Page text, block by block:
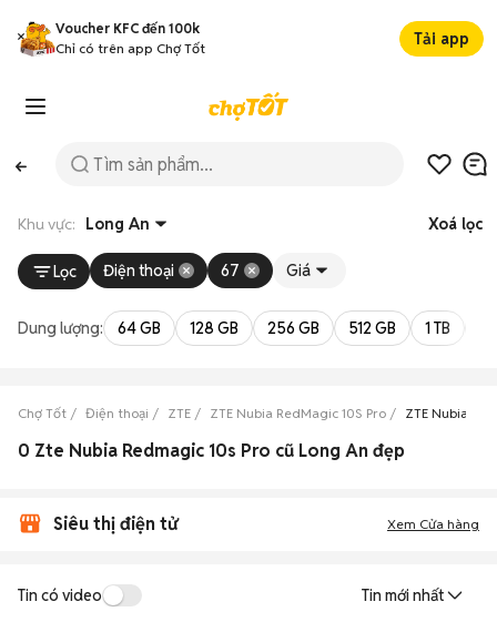
Voucher KFC đến 100k
Chỉ có trên app Chợ Tốt
Tải app
Khu vực: Long An Xoá lọc
Lọc Điện thoại 67 Giá
Dung lượng: 64 GB 128 GB 256 GB 512 GB 1 TB
Chợ Tốt Điện thoại ZTE ZTE Nubia RedMagic 10S Pro ZTE Nubia
0 Zte Nubia Redmagic 10s Pro cũ Long An đẹp
Siêu thị điện tử Xem Cửa hàng
Tin có video Tin mới nhất